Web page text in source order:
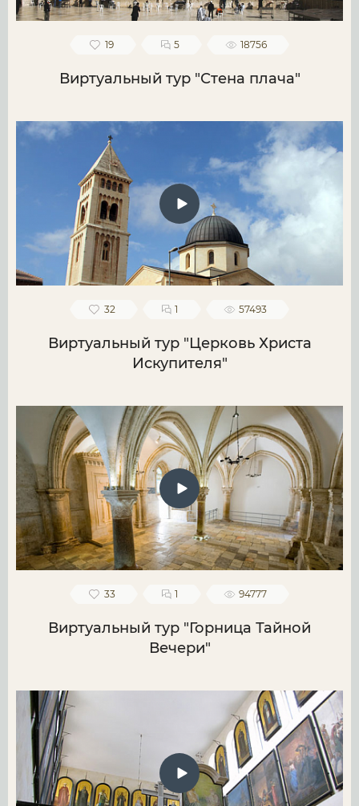
19 5 18756
Виртуальный тур "Стена плача"
32 1 57493
Виртуальный тур "Церковь Христа
Искупителя"
33 1 94777
Виртуальный тур "Горница Тайной
Вечери"